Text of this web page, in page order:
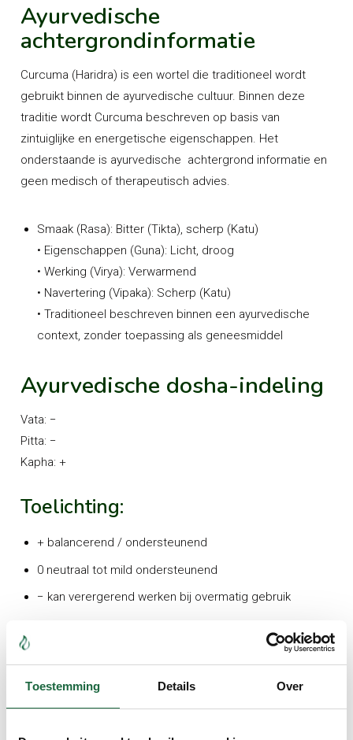
Toestemming Details Over
Ayurvedische
achtergrondinformatie
Curcuma (Haridra) is een wortel die traditioneel wordt
gebruikt binnen de ayurvedische cultuur. Binnen deze
traditie wordt Curcuma beschreven op basis van
zintuiglijke en energetische eigenschappen. Het
onderstaande is ayurvedische achtergrond informatie en
geen medisch of therapeutisch advies.
Smaak (Rasa): Bitter (Tikta), scherp (Katu)
• Eigenschappen (Guna): Licht, droog
• Werking (Virya): Verwarmend
• Navertering (Vipaka): Scherp (Katu)
• Traditioneel beschreven binnen een ayurvedische
context, zonder toepassing als geneesmiddel
Ayurvedische dosha-indeling
Vata: −
Pitta: −
Kapha: +
Toelichting:
+ balancerend / ondersteunend
0 neutraal tot mild ondersteunend
− kan verergerend werken bij overmatig gebruik
Interacties met reguliere
medicatie
Bloedverdunners(bijv. warfarine, acenocoumarol,